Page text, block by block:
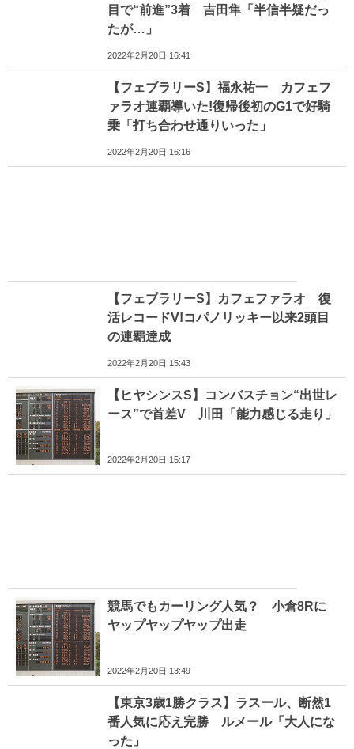
目で“前進”3着 吉田隼「半信半疑だっ
たが…」
2022年2月20日 16:41
【フェブラリーS】福永祐一 カフェフ
ァラオ連覇導いた!復帰後初のG1で好騎
乗「打ち合わせ通りいった」
2022年2月20日 16:16
【フェブラリーS】カフェファラオ 復
活レコードV!コパノリッキー以来2頭目
の連覇達成
2022年2月20日 15:43
【ヒヤシンスS】コンバスチョン“出世レ
ース”で首差V 川田「能力感じる走り」
2022年2月20日 15:17
競馬でもカーリング人気？ 小倉8Rに
ヤップヤップヤップ出走
2022年2月20日 13:49
【東京3歳1勝クラス】ラスール、断然1
番人気に応え完勝 ルメール「大人にな
った」